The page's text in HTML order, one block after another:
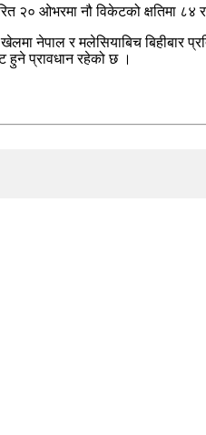
२० ओभरमा नौ विकेटको क्षतिमा ८४
नेपाल र मलेसियाबिच बिहीबार
हुने प्रावधान रहेको छ ।